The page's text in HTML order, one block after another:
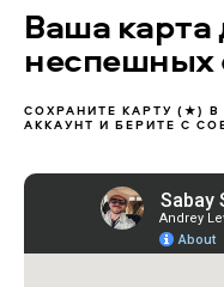
Ваша карта
неспешных
СОХРАНИТЕ КАРТУ (★) В
АККАУНТ И БЕРИТЕ С